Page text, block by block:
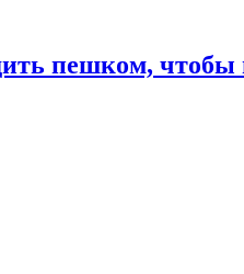
пешком, чтобы